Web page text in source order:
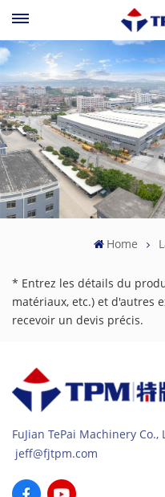
Home
* Entrez les détails du
matériaux, etc.) et d'autres
recevoir un devis précis.
FuJian TePai Machinery
jeff@fjtpm.com